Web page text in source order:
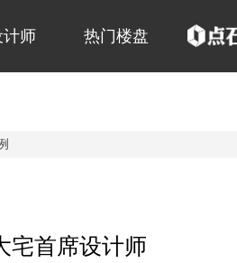
计师 热门楼盘
宅首席设计师